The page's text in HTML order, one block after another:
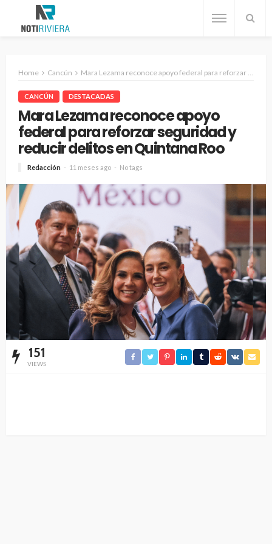
Home Cancún Mara Lezama reconoce apoyo federal para reforzar seguridad y reducir delitos en Quintana Roo
CANCÚN DESTACADAS
Mara Lezama reconoce apoyo
federal para reforzar seguridad y
reducir delitos en Quintana Roo
Redacción 11 meses ago No tags
151
VIEWS